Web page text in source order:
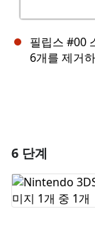
필립스 #00
6개를 제거
댓글 쓰기
6 단계